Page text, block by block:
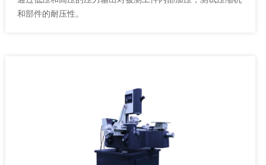
和部件的耐压性。